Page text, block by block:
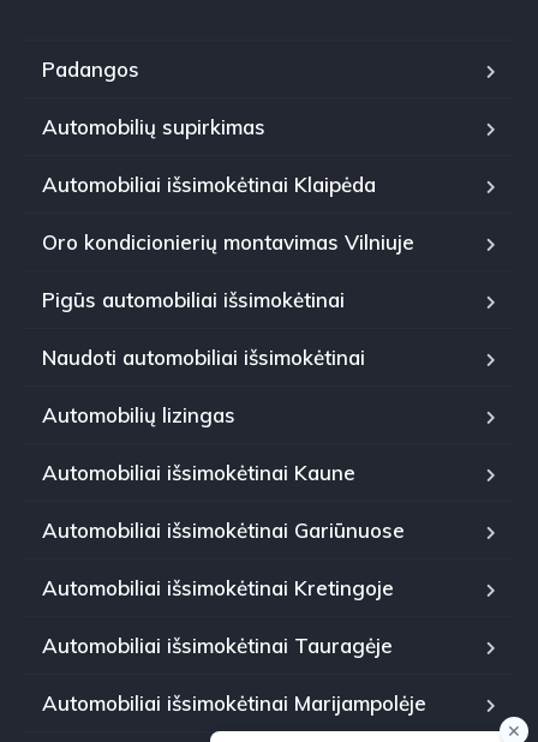
Padangos
Automobilių supirkimas
Automobiliai išsimokėtinai Klaipėda
Oro kondicionierių montavimas Vilniuje
Pigūs automobiliai išsimokėtinai
Naudoti automobiliai išsimokėtinai
Automobilių lizingas
Automobiliai išsimokėtinai Kaune
Automobiliai išsimokėtinai Gariūnuose
Automobiliai išsimokėtinai Kretingoje
Automobiliai išsimokėtinai Tauragėje
Automobiliai išsimokėtinai Marijampolėje